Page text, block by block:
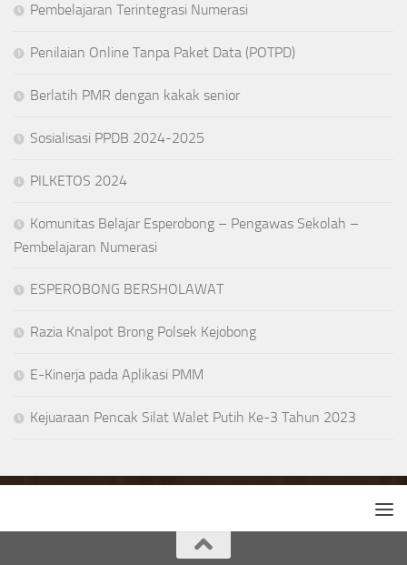
Pembelajaran Terintegrasi Numerasi
Penilaian Online Tanpa Paket Data (POTPD)
Berlatih PMR dengan kakak senior
Sosialisasi PPDB 2024-2025
PILKETOS 2024
Komunitas Belajar Esperobong – Pengawas Sekolah –
Pembelajaran Numerasi
ESPEROBONG BERSHOLAWAT
Razia Knalpot Brong Polsek Kejobong
E-Kinerja pada Aplikasi PMM
Kejuaraan Pencak Silat Walet Putih Ke-3 Tahun 2023